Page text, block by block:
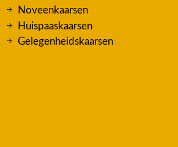
Noveenkaarsen
Huispaaskaarsen
Gelegenheidskaarsen